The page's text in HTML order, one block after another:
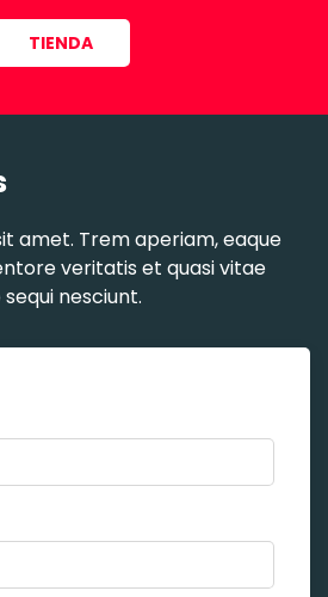
TIENDA
amet. Trem aperiam, eaque
veritatis et quasi vitae
nesciunt.